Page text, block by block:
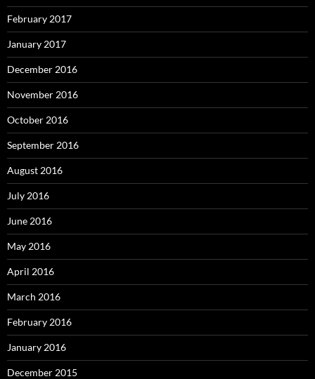
February 2017
January 2017
December 2016
November 2016
October 2016
September 2016
August 2016
July 2016
June 2016
May 2016
April 2016
March 2016
February 2016
January 2016
December 2015